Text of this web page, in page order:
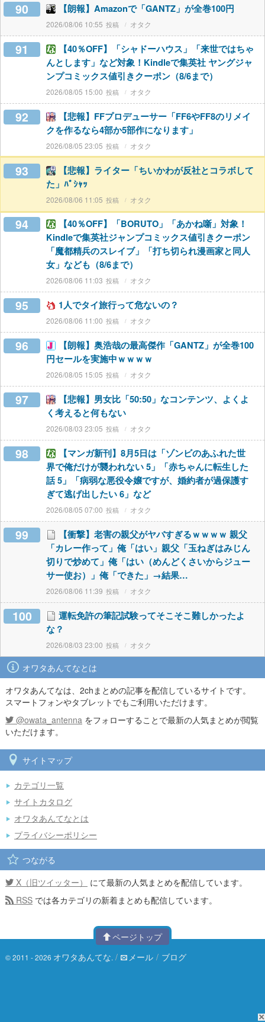
90 【朗報】Amazonで「GANTZ」が全巻100円
2026/08/06 10:55 オタク
91
【40％OFF】「シャドーハウス」「来世ではちゃ
んとします」など対象！Kindleで集英社 ヤングジャ
ンプコミックス値引きクーポン（8/6まで）
2026/08/05 15:00 オタク
92
【悲報】FFプロデューサー「FF6やFF8のリメイ
クを作るなら4部か5部作になります」
2026/08/05 23:05 オタク
93
【悲報】ライター「ちいかわが反社とコラボして
た」ﾊﾟｼｬｯ
2026/08/06 11:05 オタク
94
【40％OFF】「BORUTO」「あかね噺」対象！
Kindleで集英社ジャンプコミックス値引きクーポン
「魔都精兵のスレイブ」「打ち切られ漫画家と同人
女」なども（8/6まで）
2026/08/06 11:03 オタク
95 1人でタイ旅行って危ないの？
2026/08/06 11:00 オタク
96
【朗報】奥浩哉の最高傑作「GANTZ」が全巻100
円セールを実施中ｗｗｗｗ
2026/08/05 15:05 オタク
97
【悲報】男女比「50:50」なコンテンツ、よくよ
く考えると何もない
2026/08/03 23:05 オタク
98
【マンガ新刊】8月5日は「ゾンビのあふれた世
界で俺だけが襲われない 5」「赤ちゃんに転生した
話 5」「病弱な悪役令嬢ですが、婚約者が過保護す
ぎて逃げ出したい 6」など
2026/08/05 07:00 オタク
99
【衝撃】老害の親父がヤバすぎるｗｗｗｗ 親父
「カレー作って」俺「はい」親父「玉ねぎはみじん
切りで炒めて」俺「はい（めんどくさいからジュー
サー使お）」俺「できた」→結果…
2026/08/06 11:39 オタク
100
運転免許の筆記試験ってそこそこ難しかったよ
な？
2026/08/03 23:00 オタク
オワタあんてなとは
オワタあんてなは、2chまとめの記事を配信しているサイトです。
スマートフォンやタブレットでもご利用いただけます。
@owata_antenna をフォローすることで最新の人気まとめが閲覧
いただけます。
サイトマップ
カテゴリ一覧
サイトカタログ
オワタあんてなとは
プライバシーポリシー
つながる
X（旧ツイッター）
にて最新の人気まとめを配信しています。
RSS では各カテゴリの新着まとめも配信しています。
ページトップ
© 2011 - 2026 オワタあんてな. / メール / ブログ